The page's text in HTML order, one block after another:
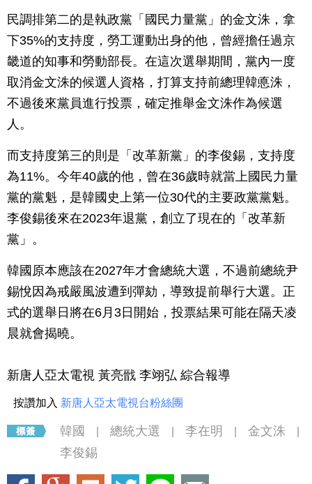
民調排第二的是執政黨「國民力量黨」的金文洙，拿
下35%的支持度，勞工運動出身的他，曾經擔任過京
畿道的知事和勞動部長。在這次選舉期間，黨內一度
取消金文洙的候選人資格，打算支持前總理韓悳洙，
不過後來黨員進行投票，確定推舉金文洙作為候選
人。
而支持度第三的則是「改革新黨」的李俊錫，支持度
為11%。今年40歲的他，曾在36歲時就當上國民力量
黨的黨魁，是韓國史上第一位30代的主要政黨黨魁。
李俊錫後來在2023年退黨，創立了現在的「改革新
黨」。
韓國原本應該在2027年才會總統大選，不過前總統尹
錫悅因為戒嚴風波遭到彈劾，導致提前舉行大選。正
式的選舉日將在6月3日開始，投票結果可能在隔天凌
晨就會揭曉。
新唐人亞太電視 黃亮戩 李翊弘 綜合報導
按讚加入 新唐人亞太電視台粉絲團
韓國 總統大選 李在明 金文洙
李俊錫